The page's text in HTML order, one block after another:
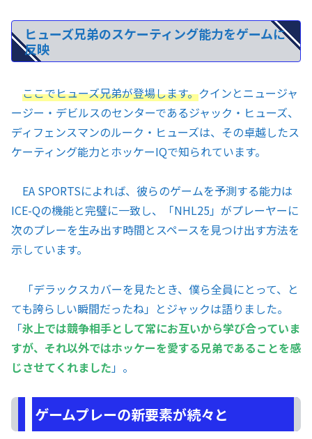
ヒューズ兄弟のスケーティング能力をゲームに
反映
ここでヒューズ兄弟が登場します。クインとニュージャ
ージー・デビルスのセンターであるジャック・ヒューズ、
ディフェンスマンのルーク・ヒューズは、その卓越したス
ケーティング能力とホッケーIQで知られています。
EA SPORTSによれば、彼らのゲームを予測する能力は
ICE-Qの機能と完璧に一致し、「NHL25」がプレーヤーに
次のプレーを生み出す時間とスペースを見つけ出す方法を
示しています。
「デラックスカバーを見たとき、僕ら全員にとって、と
ても誇らしい瞬間だったね」とジャックは語りました。
「氷上では競争相手として常にお互いから学び合っていま
すが、それ以外ではホッケーを愛する兄弟であることを感
じさせてくれました」。
ゲームプレーの新要素が続々と